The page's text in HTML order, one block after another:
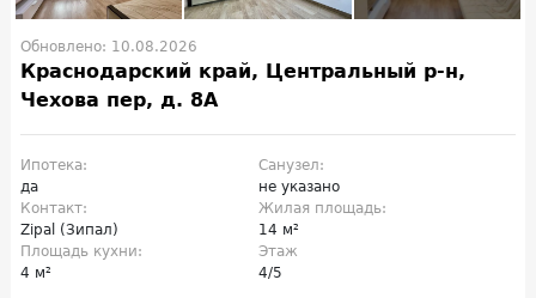
Обновлено: 10.08.2026
Краснодарский край, Центральный р-н,
Чехова пер, д. 8А
Ипотека:
да
Санузел:
не указано
Контакт:
Zipal (Зипал)
Жилая площадь:
14 м²
Площадь кухни:
4 м²
Этаж
4/5